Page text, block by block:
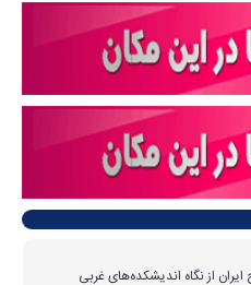
از نگاه اندیشکده‌های غربی